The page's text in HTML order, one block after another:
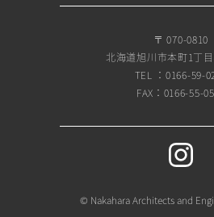
〒 070-0810
北海道旭川市本町1丁
TEL ：0166-59-
FAX：0166-55-
© Nakahara Architects and